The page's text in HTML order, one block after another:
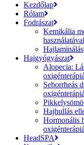
Kezdőlap
Rólam
Fodrászat
Kemikália
használatával
Hajlaminálás
Hajgyógyászat
Alopecia:
Seborrheás
Hajhullás
Hormonális
HeadSPA